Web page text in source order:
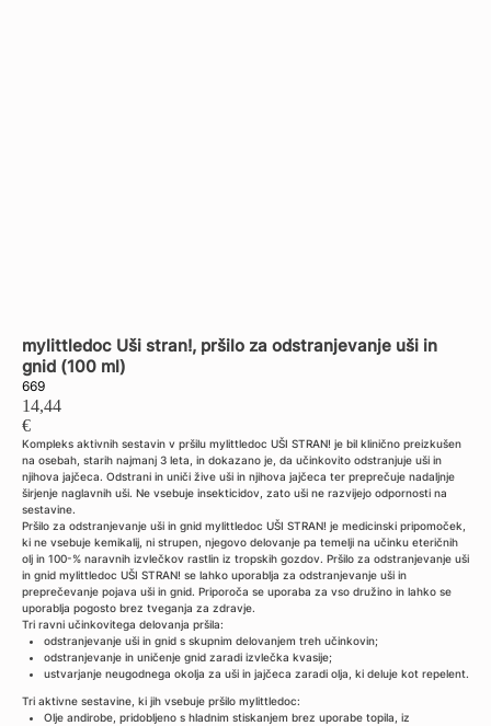
mylittledoc Uši stran!, pršilo za odstranjevanje uši in
gnid (100 ml)
669
14,44
€
Kompleks aktivnih sestavin v pršilu mylittledoc UŠI STRAN! je bil klinično preizkušen
na osebah, starih najmanj 3 leta, in dokazano je, da učinkovito odstranjuje uši in
njihova jajčeca. Odstrani in uniči žive uši in njihova jajčeca ter preprečuje nadaljnje
širjenje naglavnih uši. Ne vsebuje insekticidov, zato uši ne razvijejo odpornosti na
sestavine.
Pršilo za odstranjevanje uši in gnid mylittledoc UŠI STRAN! je medicinski pripomoček,
ki ne vsebuje kemikalij, ni strupen, njegovo delovanje pa temelji na učinku eteričnih
olj in 100-% naravnih izvlečkov rastlin iz tropskih gozdov. Pršilo za odstranjevanje uši
in gnid mylittledoc UŠI STRAN! se lahko uporablja za odstranjevanje uši in
preprečevanje pojava uši in gnid. Priporoča se uporaba za vso družino in lahko se
uporablja pogosto brez tveganja za zdravje.
Tri ravni učinkovitega delovanja pršila:
odstranjevanje uši in gnid s skupnim delovanjem treh učinkovin;
odstranjevanje in uničenje gnid zaradi izvlečka kvasije;
ustvarjanje neugodnega okolja za uši in jajčeca zaradi olja, ki deluje kot repelent.
Tri aktivne sestavine, ki jih vsebuje pršilo mylittledoc:
Olje andirobe, pridobljeno s hladnim stiskanjem brez uporabe topila, iz